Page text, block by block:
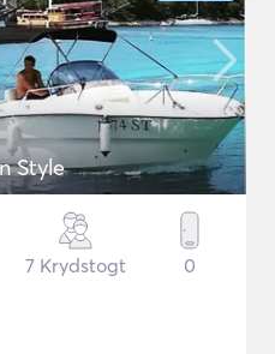
Style
7 Krydstogt 0